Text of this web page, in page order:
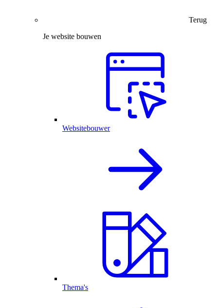
Terug
Je website bouwen
Websitebouwer
Thema's